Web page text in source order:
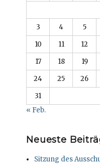
3
4 5
10
11 12
17
18 19
24
25 26
31
« Feb.
Neueste
Sitzung des